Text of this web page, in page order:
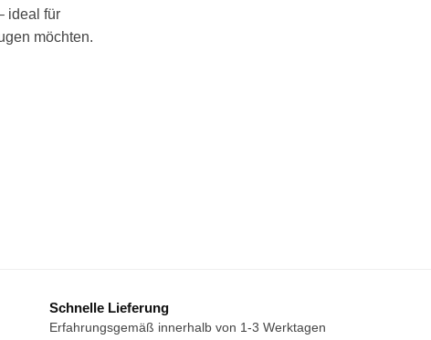
ideal für
möchten.
Schnelle Lieferung
Erfahrungsgemäß innerhalb von 1-3 Werktagen